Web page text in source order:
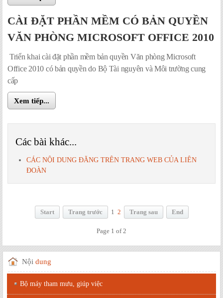
CÀI ĐẶT PHẦN MỀM CÓ BẢN QUYỀN
VĂN PHÒNG MICROSOFT OFFICE 2010
Triển khai cài đặt phần mềm bản quyền Văn phòng Microsoft
Office 2010 có bản quyền do Bộ Tài nguyên và Môi trường cung
cấp
Xem tiếp...
Các bài khác...
CÁC NỘI DUNG ĐĂNG TRÊN TRANG WEB CỦA LIÊN
ĐOÀN
Start Trang trước 1 2 Trang sau End
Page 1 of 2
Nội dung
Bộ máy tham mưu, giúp việc